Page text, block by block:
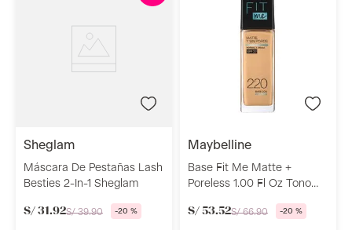
sheglam
Máscara De Pestañas Lash
Besties 2-In-1 Sheglam
S/ 31 .92S/ 39.90 -20 %
maybelline
Base Fit Me Matte +
Poreless 1.00 Fl Oz Tono
Maybelline
S/ 53.52S/ 66.90 -20 %